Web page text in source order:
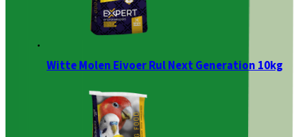
Witte Molen Eivoer Rul Next Generation 10kg